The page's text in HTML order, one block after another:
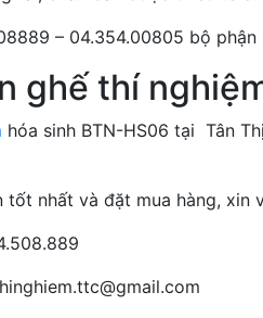
– 04.354.00805 bộ
ghế thí
hóa sinh BTN-HS06 tại Tân
nhất và đặt mua hàng, xin